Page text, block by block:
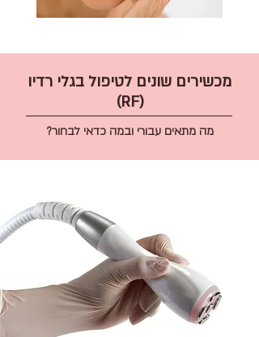
מכשירים שונים לטיפול בגלי רדיו
(RF)
מה מתאים עבורי ובמה כדאי לבחור?